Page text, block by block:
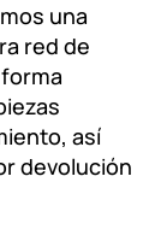
una
red de
así
devolución